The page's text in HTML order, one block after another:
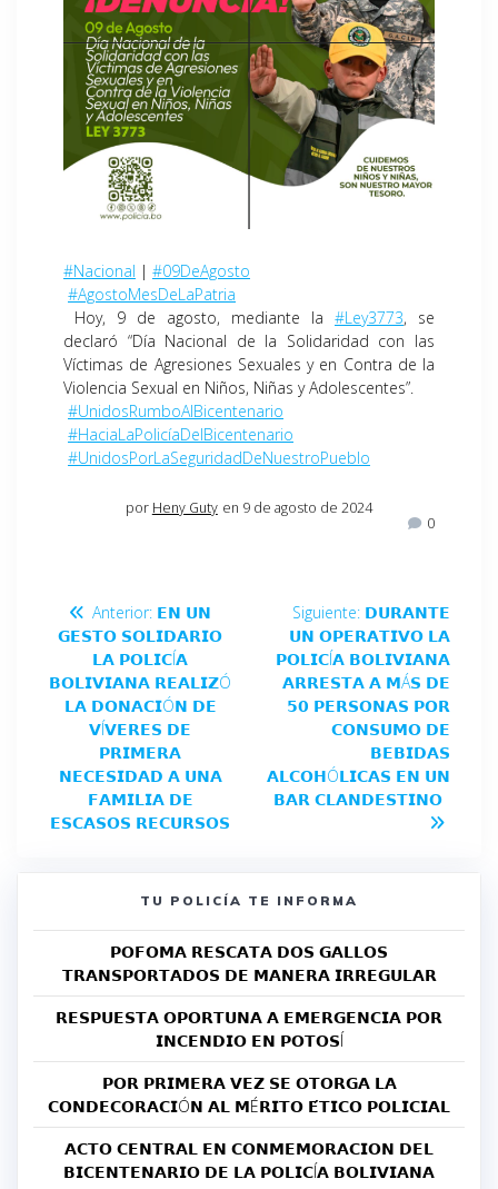
#Nacional | #09DeAgosto
#AgostoMesDeLaPatria
Hoy, 9 de agosto, mediante la #Ley3773, se
declaró “Día Nacional de la Solidaridad con las
Víctimas de Agresiones Sexuales y en Contra de la
Violencia Sexual en Niños, Niñas y Adolescentes”.
#UnidosRumboAlBicentenario
#HaciaLaPolicíaDelBicentenario
#UnidosPorLaSeguridadDeNuestroPueblo
por Heny Guty en 9 de agosto de 2024
0
Anterior: 𝗘𝗡 𝗨𝗡
𝗚𝗘𝗦𝗧𝗢 𝗦𝗢𝗟𝗜𝗗𝗔𝗥𝗜𝗢
𝗟𝗔 𝗣𝗢𝗟𝗜𝗖Í𝗔
𝗕𝗢𝗟𝗜𝗩𝗜𝗔𝗡𝗔 𝗥𝗘𝗔𝗟𝗜𝗭Ó
𝗟𝗔 𝗗𝗢𝗡𝗔𝗖𝗜Ó𝗡 𝗗𝗘
𝗩Í𝗩𝗘𝗥𝗘𝗦 𝗗𝗘
𝗣𝗥𝗜𝗠𝗘𝗥𝗔
𝗡𝗘𝗖𝗘𝗦𝗜𝗗𝗔𝗗 𝗔 𝗨𝗡𝗔
𝗙𝗔𝗠𝗜𝗟𝗜𝗔 𝗗𝗘
𝗘𝗦𝗖𝗔𝗦𝗢𝗦 𝗥𝗘𝗖𝗨𝗥𝗦𝗢𝗦
Siguiente: 𝗗𝗨𝗥𝗔𝗡𝗧𝗘
𝗨𝗡 𝗢𝗣𝗘𝗥𝗔𝗧𝗜𝗩𝗢 𝗟𝗔
𝗣𝗢𝗟𝗜𝗖Í𝗔 𝗕𝗢𝗟𝗜𝗩𝗜𝗔𝗡𝗔
𝗔𝗥𝗥𝗘𝗦𝗧𝗔 𝗔 𝗠Á𝗦 𝗗𝗘
𝟱𝟬 𝗣𝗘𝗥𝗦𝗢𝗡𝗔𝗦 𝗣𝗢𝗥
𝗖𝗢𝗡𝗦𝗨𝗠𝗢 𝗗𝗘
𝗕𝗘𝗕𝗜𝗗𝗔𝗦
𝗔𝗟𝗖𝗢𝗛Ó𝗟𝗜𝗖𝗔𝗦 𝗘𝗡 𝗨𝗡
𝗕𝗔𝗥 𝗖𝗟𝗔𝗡𝗗𝗘𝗦𝗧𝗜𝗡𝗢
TU POLICÍA TE INFORMA
𝗣𝗢𝗙𝗢𝗠𝗔 𝗥𝗘𝗦𝗖𝗔𝗧𝗔 𝗗𝗢𝗦 𝗚𝗔𝗟𝗟𝗢𝗦
𝗧𝗥𝗔𝗡𝗦𝗣𝗢𝗥𝗧𝗔𝗗𝗢𝗦 𝗗𝗘 𝗠𝗔𝗡𝗘𝗥𝗔 𝗜𝗥𝗥𝗘𝗚𝗨𝗟𝗔𝗥
𝗥𝗘𝗦𝗣𝗨𝗘𝗦𝗧𝗔 𝗢𝗣𝗢𝗥𝗧𝗨𝗡𝗔 𝗔 𝗘𝗠𝗘𝗥𝗚𝗘𝗡𝗖𝗜𝗔 𝗣𝗢𝗥
𝗜𝗡𝗖𝗘𝗡𝗗𝗜𝗢 𝗘𝗡 𝗣𝗢𝗧𝗢𝗦Í
𝗣𝗢𝗥 𝗣𝗥𝗜𝗠𝗘𝗥𝗔 𝗩𝗘𝗭 𝗦𝗘 𝗢𝗧𝗢𝗥𝗚𝗔 𝗟𝗔
𝗖𝗢𝗡𝗗𝗘𝗖𝗢𝗥𝗔𝗖𝗜Ó𝗡 𝗔𝗟 𝗠É𝗥𝗜𝗧𝗢 𝗘́𝗧𝗜𝗖𝗢 𝗣𝗢𝗟𝗜𝗖𝗜𝗔𝗟
𝗔𝗖𝗧𝗢 𝗖𝗘𝗡𝗧𝗥𝗔𝗟 𝗘𝗡 𝗖𝗢𝗡𝗠𝗘𝗠𝗢𝗥𝗔𝗖𝗜𝗢𝗡 𝗗𝗘𝗟
𝗕𝗜𝗖𝗘𝗡𝗧𝗘𝗡𝗔𝗥𝗜𝗢 𝗗𝗘 𝗟𝗔 𝗣𝗢𝗟𝗜𝗖Í𝗔 𝗕𝗢𝗟𝗜𝗩𝗜𝗔𝗡𝗔